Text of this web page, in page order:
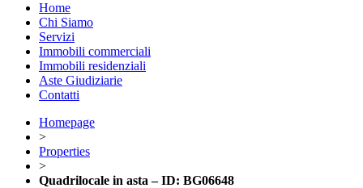
Home
Chi Siamo
Servizi
Immobili commerciali
Immobili residenziali
Aste Giudiziarie
Contatti
Homepage
>
Properties
>
Quadrilocale in asta – ID: BG06648